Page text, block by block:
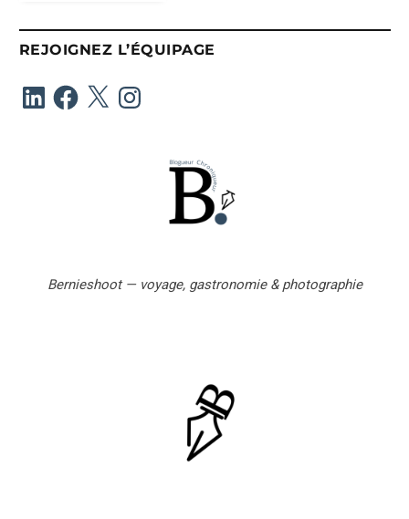
s
e
m
REJOIGNEZ L’ÉQUIPAGE
LinkedInFacebook
X Instagram
Bernieshoot — voyage, gastronomie & photographie